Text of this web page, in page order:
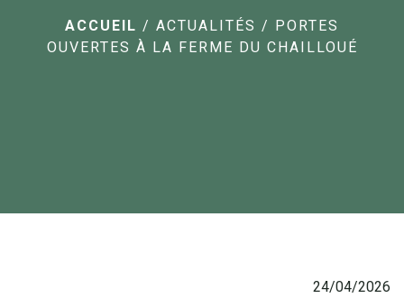
ACCUEIL / ACTUALITÉS / PORTES
OUVERTES À LA FERME DU CHAILLOUÉ
24/04/2026